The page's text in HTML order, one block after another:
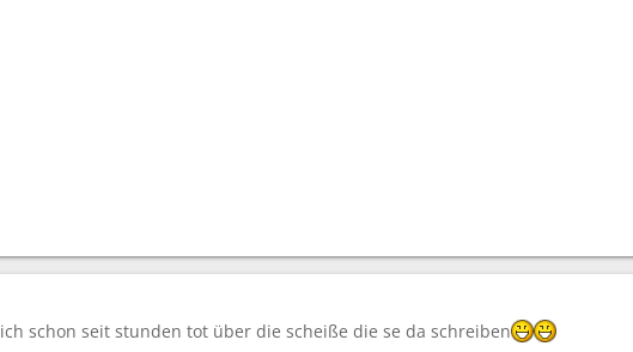
schon seit stunden tot über die scheiße die se da schreiben